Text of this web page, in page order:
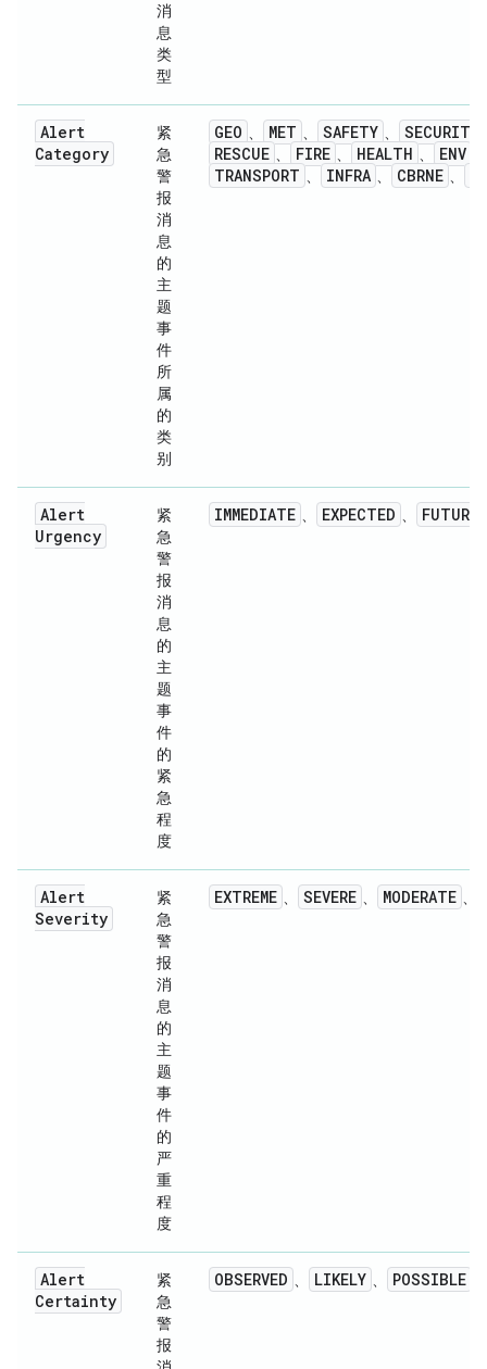
消
息
类
型
Alert
Category
紧
急
警
报
消
息
的
主
题
事
件
所
属
的
类
别
GEO 、 MET 、 SAFETY 、 SECURITY
RESCUE 、 FIRE 、 HEALTH 、 ENV
TRANSPORT 、 INFRA 、 CBRNE 、
Alert
Urgency
紧
急
警
报
消
息
的
主
题
事
件
的
紧
急
程
度
IMMEDIATE 、 EXPECTED 、 FUTURE
Alert
Severity
紧
急
警
报
消
息
的
主
题
事
件
的
严
重
程
度
EXTREME 、 SEVERE 、 MODERATE 、
Alert
Certainty
紧
急
警
报
OBSERVED 、 LIKELY 、 POSSIBLE